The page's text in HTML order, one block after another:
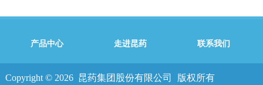
产品中心 走进昆药 联系我们
Copyright © 2026 昆药集团股份有限公司 版权所有